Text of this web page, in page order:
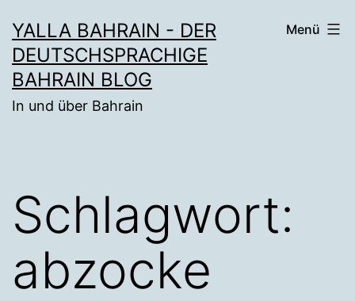
Inhalt
springen
YALLA BAHRAIN - DER
DEUTSCHSPRACHIGE
BAHRAIN BLOG
In und über Bahrain
Menü
Schlagwort:
abzocke